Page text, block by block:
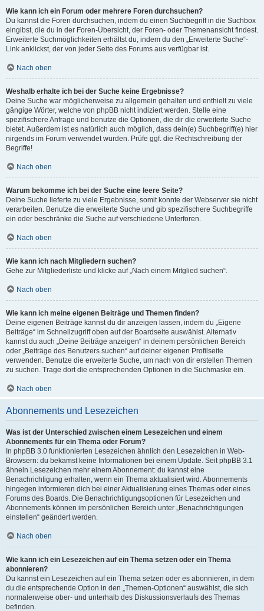
Wie kann ich ein Forum oder mehrere Foren durchsuchen?
Du kannst die Foren durchsuchen, indem du einen Suchbegriff in die Suchbox
eingibst, die du in der Foren-Übersicht, der Foren- oder Themenansicht findest.
Erweiterte Suchmöglichkeiten erhältst du, indem du den „Erweiterte Suche“-
Link anklickst, der von jeder Seite des Forums aus verfügbar ist.
Nach oben
Weshalb erhalte ich bei der Suche keine Ergebnisse?
Deine Suche war möglicherweise zu allgemein gehalten und enthielt zu viele
gängige Wörter, welche von phpBB nicht indiziert werden. Stelle eine
spezifischere Anfrage und benutze die Optionen, die dir die erweiterte Suche
bietet. Außerdem ist es natürlich auch möglich, dass dein(e) Suchbegriff(e) hier
nirgends im Forum verwendet wurden. Prüfe ggf. die Rechtschreibung der
Begriffe!
Nach oben
Warum bekomme ich bei der Suche eine leere Seite?
Deine Suche lieferte zu viele Ergebnisse, somit konnte der Webserver sie nicht
verarbeiten. Benutze die erweiterte Suche und gib spezifischere Suchbegriffe
ein oder beschränke die Suche auf verschiedene Unterforen.
Nach oben
Wie kann ich nach Mitgliedern suchen?
Gehe zur Mitgliederliste und klicke auf „Nach einem Mitglied suchen“.
Nach oben
Wie kann ich meine eigenen Beiträge und Themen finden?
Deine eigenen Beiträge kannst du dir anzeigen lassen, indem du „Eigene
Beiträge“ im Schnellzugriff oben auf der Boardseite auswählst. Alternativ
kannst du auch „Deine Beiträge anzeigen“ in deinem persönlichen Bereich
oder „Beiträge des Benutzers suchen“ auf deiner eigenen Profilseite
verwenden. Benutze die erweiterte Suche, um nach von dir erstellen Themen
zu suchen. Trage dort die entsprechenden Optionen in die Suchmaske ein.
Nach oben
Abonnements und Lesezeichen
Was ist der Unterschied zwischen einem Lesezeichen und einem
Abonnements für ein Thema oder Forum?
In phpBB 3.0 funktionierten Lesezeichen ähnlich den Lesezeichen in Web-
Browsern: du bekamst keine Informationen bei einem Update. Seit phpBB 3.1
ähneln Lesezeichen mehr einem Abonnement: du kannst eine
Benachrichtigung erhalten, wenn ein Thema aktualisiert wird. Abonnements
hingegen informieren dich bei einer Aktualisierung eines Themas oder eines
Forums des Boards. Die Benachrichtigungsoptionen für Lesezeichen und
Abonnements können im persönlichen Bereich unter „Benachrichtigungen
einstellen“ geändert werden.
Nach oben
Wie kann ich ein Lesezeichen auf ein Thema setzen oder ein Thema
abonnieren?
Du kannst ein Lesezeichen auf ein Thema setzen oder es abonnieren, in dem
du die entsprechende Option in den „Themen-Optionen“ auswählst, die sich
normalerweise ober- und unterhalb des Diskussionsverlaufs des Themas
befinden.